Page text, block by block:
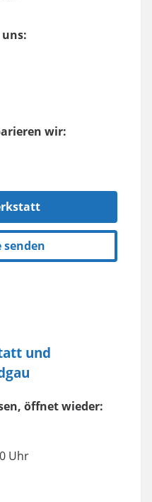
wir:
senden
und
öffnet wieder:
Uhr